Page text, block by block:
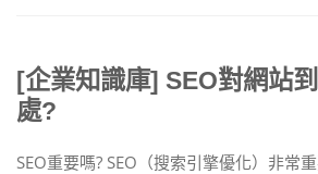
[企業知識庫] SEO對網站
處?
SEO重要嗎? SEO（搜索引擎優化）非常